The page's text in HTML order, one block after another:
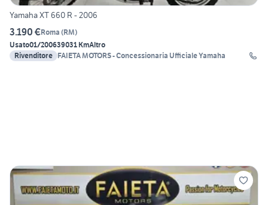
Yamaha XT 660 R - 2006
3.190 €Roma (RM)
Usato01/200639031 KmAltro
Rivenditore FAIETA MOTORS - Concessionaria Ufficiale Yamaha